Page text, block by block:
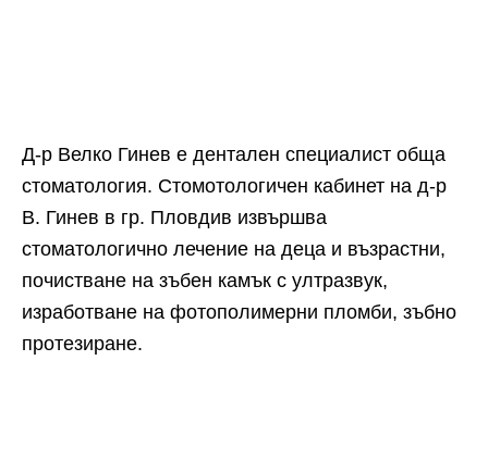
Д-р Велко Гинев е дентален специалист обща
стоматология. Стомотологичен кабинет на д-р
В. Гинев в гр. Пловдив извършва
стоматологично лечение на деца и възрастни,
почистване на зъбен камък с ултразвук,
изработване на фотополимерни пломби, зъбно
протезиране.